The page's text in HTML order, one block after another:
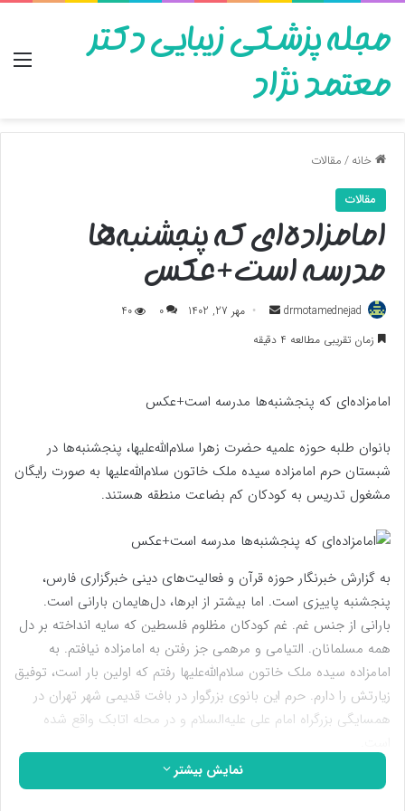
مجله پزشکی زیبایی دکتر
معتمد نژاد
خانه/مقالات
مقالات
امامزاده‌ای که پنجشنبه‌ها
مدرسه است+عکس
drmotamednejad
ارسال
به
مهر 27, 1402 0
40
زمان تقریبی مطالعه 4 دقیقه
امامزاده‌ای که پنجشنبه‌ها مدرسه است+عکس
بانوان طلبه حوزه علمیه حضرت زهرا سلام‌الله‌علیها، پنجشنبه‌ها در
شبستان حرم امامزاده سیده ملک خاتون سلام‌الله‌علیها به صورت رایگان
مشغول تدریس به کودکان کم بضاعت منطقه هستند.
به گزارش خبرنگار حوزه قرآن و فعالیت‌های دینی خبرگزاری فارس،
پنجشنبه پاییزی است. اما بیشتر از ابرها، دل‌هایمان بارانی است.
بارانی از جنس غم. غم کودکان مظلوم فلسطین که سایه انداخته بر دل
همه مسلمانان. التیامی و مرهمی جز رفتن به امامزاده نیافتم. به
امامزاده سیده ملک خاتون سلام‌الله‌علیها رفتم که اولین بار است، توفیق
زیارتش را دارم. حرم این بانوی بزرگوار در بافت قدیمی شهر تهران در
همسایگی بزرگراه امام علی علیه‌السلام و در محله اتابک واقع شده
نمایش بیشتر